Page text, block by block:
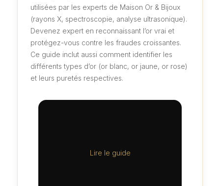
utilisées par les experts de Maison Or & Bijoux
(rayons X, spectroscopie, analyse ultrasonique).
Devenez expert en reconnaissant l’or vrai et
protégez-vous contre les fraudes croissantes.
Ce guide inclut aussi comment identifier les
différents types d’or (or blanc, or jaune, or rose)
et leurs puretés respectives.
Lire le guide